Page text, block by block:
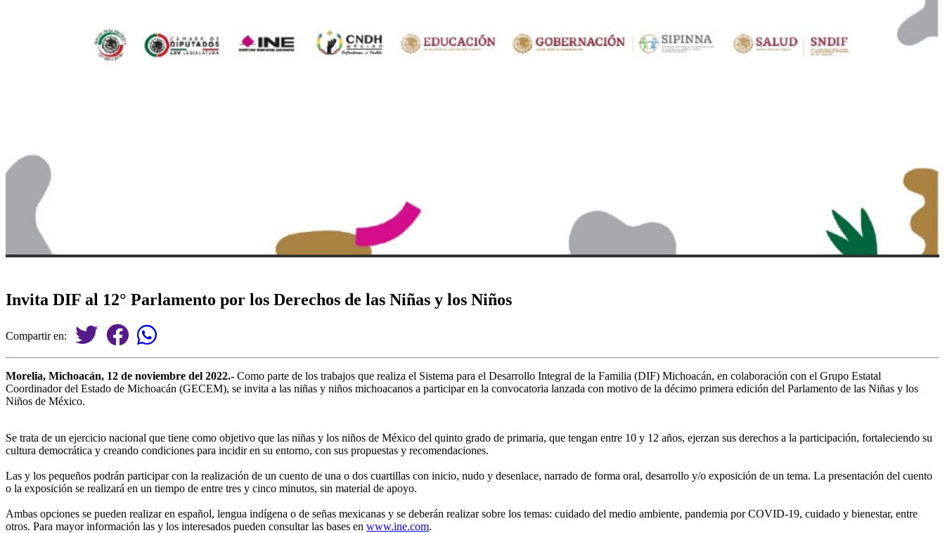
Invita DIF al 12° Parlamento por los Derechos de las Niñas y los Niños
Compartir en:
Morelia, Michoacán, 12 de noviembre del 2022.- Como parte de los trabajos que realiza el Sistema para el Desarrollo Integral de la Familia (DIF) Michoacán, en colaboración con el Grupo Estatal
Coordinador del Estado de Michoacán (GECEM), se invita a las niñas y niños michoacanos a participar en la convocatoria lanzada con motivo de la décimo primera edición del Parlamento de las Niñas y los
Niños de México.
Se trata de un ejercicio nacional que tiene como objetivo que las niñas y los niños de México del quinto grado de primaria, que tengan entre 10 y 12 años, ejerzan sus derechos a la participación, fortaleciendo su
cultura democrática y creando condiciones para incidir en su entorno, con sus propuestas y recomendaciones.
Las y los pequeños podrán participar con la realización de un cuento de una o dos cuartillas con inicio, nudo y desenlace, narrado de forma oral, desarrollo y/o exposición de un tema. La presentación del cuento
o la exposición se realizará en un tiempo de entre tres y cinco minutos, sin material de apoyo.
Ambas opciones se pueden realizar en español, lengua indígena o de señas mexicanas y se deberán realizar sobre los temas: cuidado del medio ambiente, pandemia por COVID-19, cuidado y bienestar, entre
otros. Para mayor información las y los interesados pueden consultar las bases en www.ine.com.